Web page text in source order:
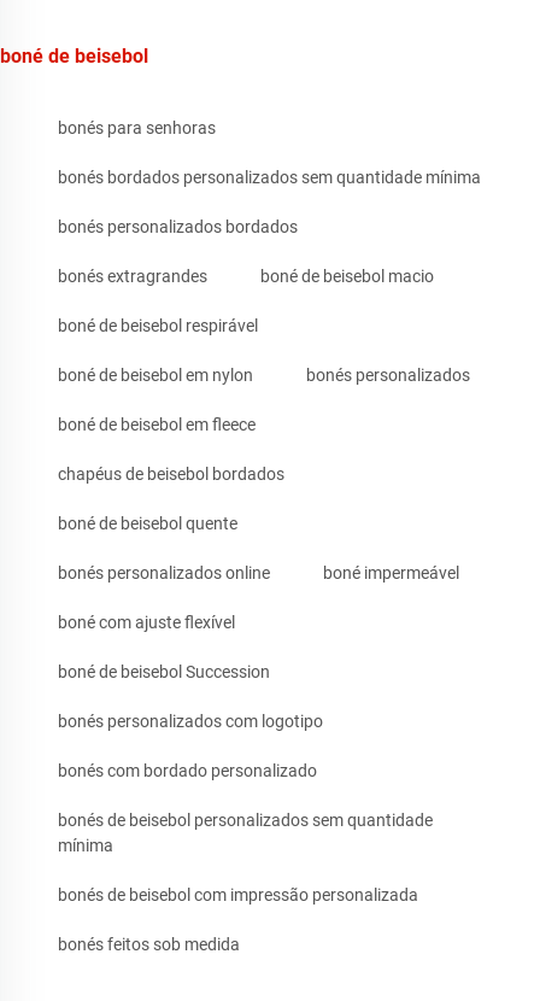
boné de beisebol
bonés para senhoras
bonés bordados personalizados sem quantidade mínima
bonés personalizados bordados
bonés extragrandes boné de beisebol macio
boné de beisebol respirável
boné de beisebol em nylon bonés personalizados
boné de beisebol em fleece
chapéus de beisebol bordados
boné de beisebol quente
bonés personalizados online boné impermeável
boné com ajuste flexível
boné de beisebol Succession
bonés personalizados com logotipo
bonés com bordado personalizado
bonés de beisebol personalizados sem quantidade
mínima
bonés de beisebol com impressão personalizada
bonés feitos sob medida